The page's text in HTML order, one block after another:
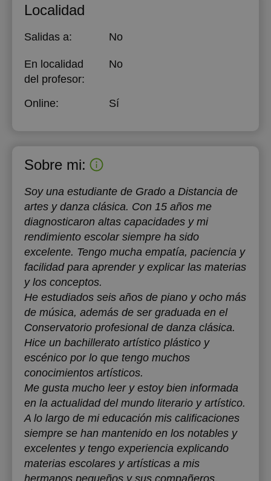
Localidad
Salidas a: No
En localidad
del profesor:
No
Online: Sí
Sobre mi:
Soy una estudiante de Grado a Distancia de
artes y danza clásica. Con 15 años me
diagnosticaron altas capacidades y mi
rendimiento escolar siempre ha sido
excelente. Tengo mucha empatía, paciencia y
facilidad para aprender y explicar las materias
y los conceptos.
He estudiados seis años de piano y ocho más
de música, además de ser graduada en el
Conservatorio profesional de danza clásica.
Hice un bachillerato artístico plástico y
escénico por lo que tengo muchos
conocimientos artísticos.
Me gusta mucho leer y estoy bien informada
en la actualidad del mundo literario y artístico.
A lo largo de mi educación mis calificaciones
siempre se han mantenido en los notables y
excelentes y tengo experiencia explicando
materias escolares y artísticas a mis
hermanos pequeños y sus compañeros.
18:00
19:30
20:00 19:00
20:30
21:00